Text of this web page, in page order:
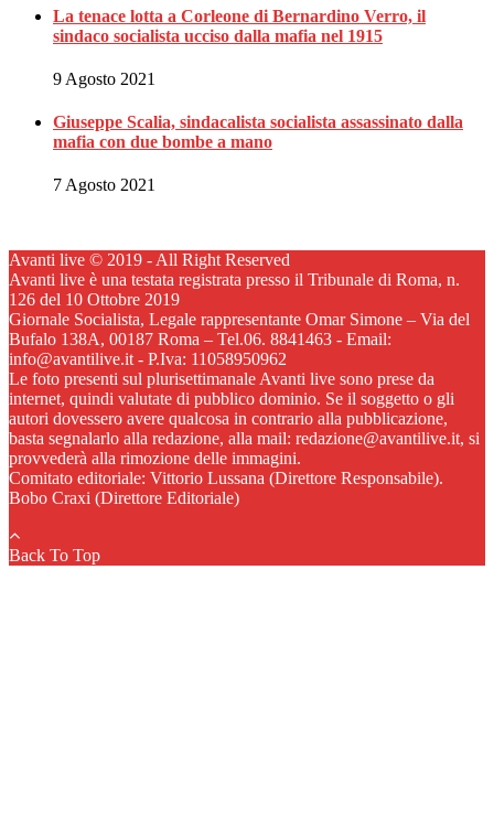
La tenace lotta a Corleone di Bernardino Verro, il
sindaco socialista ucciso dalla mafia nel 1915
9 Agosto 2021
Giuseppe Scalia, sindacalista socialista assassinato dalla
mafia con due bombe a mano
7 Agosto 2021
Avanti live © 2019 - All Right Reserved
Avanti live è una testata registrata presso il Tribunale di Roma, n.
126 del 10 Ottobre 2019
Giornale Socialista, Legale rappresentante Omar Simone – Via del
Bufalo 138A, 00187 Roma – Tel.06. 8841463 - Email:
info@avantilive.it - P.Iva: 11058950962
Le foto presenti sul plurisettimanale Avanti live sono prese da
internet, quindi valutate di pubblico dominio. Se il soggetto o gli
autori dovessero avere qualcosa in contrario alla pubblicazione,
basta segnalarlo alla redazione, alla mail: redazione@avantilive.it, si
provvederà alla rimozione delle immagini.
Comitato editoriale: Vittorio Lussana (Direttore Responsabile).
Bobo Craxi (Direttore Editoriale)
Back To Top